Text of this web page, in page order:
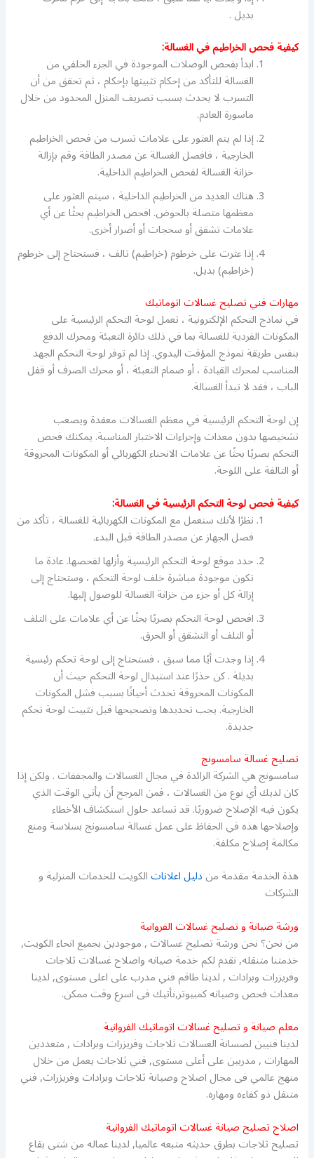
بديل .
كيفية فحص الخراطيم في الغسالة:
ابدأ بفحص الوصلات الموجودة في الجزء الخلفي من
الغسالة للتأكد من إحكام تثبيتها بإحكام ، ثم تحقق من أن
التسرب لا يحدث بسبب تصريف المنزل المحدود من خلال
ماسورة العادم.
إذا لم يتم العثور على علامات تسرب من فحص الخراطيم
الخارجية ، فافصل الغسالة عن مصدر الطاقة وقم بإزالة
خزانة الغسالة لفحص الخراطيم الداخلية.
هناك العديد من الخراطيم الداخلية ، سيتم العثور على
معظمها متصلة بالحوض. افحص الخراطيم بحثًا عن أي
علامات تشقق أو سحجات أو أضرار أخرى.
إذا عثرت على خرطوم (خراطيم) تالف ، فستحتاج إلى خرطوم
(خراطيم) بديل.
مهارات فني تصليح غسالات اتوماتيك
في نماذج التحكم الإلكترونية ، تعمل لوحة التحكم الرئيسية على
المكونات الفردية للغسالة بما في ذلك دائرة التعبئة ومحرك الدفع
بنفس طريقة نموذج المؤقت اليدوي. إذا لم توفر لوحة التحكم الجهد
المناسب لمحرك القيادة ، أو صمام التعبئة ، أو محرك الصرف أو قفل
الباب ، فقد لا تبدأ الغسالة.
إن لوحة التحكم الرئيسية في معظم الغسالات معقدة ويصعب
تشخيصها بدون معدات وإجراءات الاختبار المناسبة. يمكنك فحص
التحكم بصريًا بحثًا عن علامات الانحناء الكهربائي أو المكونات المحروقة
أو التالفة على اللوحة.
كيفية فحص لوحة التحكم الرئيسية في الغسالة:
نظرًا لأنك ستعمل مع المكونات الكهربائية للغسالة ، تأكد من
فصل الجهاز عن مصدر الطاقة قبل البدء.
حدد موقع لوحة التحكم الرئيسية وأزلها لفحصها. عادة ما
تكون موجودة مباشرة خلف لوحة التحكم ، وستحتاج إلى
إزالة كل أو جزء من خزانة الغسالة للوصول إليها.
افحص لوحة التحكم بصريًا بحثًا عن أي علامات على التلف
أو التلف أو التشقق أو الحرق.
إذا وجدت أيًا مما سبق ، فستحتاج إلى لوحة تحكم رئيسية
بديلة . كن حذرًا عند استبدال لوحة التحكم حيث أن
المكونات المحروقة تحدث أحيانًا بسبب فشل المكونات
الخارجية. يجب تحديدها وتصحيحها قبل تثبيت لوحة تحكم
جديدة.
تصليح غسالة سامسونج
سامسونج هي الشركة الرائدة في مجال الغسالات والمجففات . ولكن إذا
كان لديك أي نوع من الغسالات ، فمن المرجح أن يأتي الوقت الذي
يكون فيه الإصلاح ضروريًا. قد تساعد حلول استكشاف الأخطاء
وإصلاحها هذه في الحفاظ على عمل غسالة سامسونج بسلاسة ومنع
مكالمة إصلاح مكلفة.
هذة الخدمة مقدمة مندليل اعلاناتالكويت للخدمات المنزلية و
الشركات
ورشة صيانة و تصليح غسالات الفروانية
من نحن؟ نحن ورشة تصليح غسالات , موجودين بجميع انحاء الكويت,
خدمتنا متنقله, نقدم لكم خدمة صيانه واصلاح غسالات ثلاجات
وفريزرات وبرادات , لدينا طاقم فني مدرب على اعلى مستوى, لدينا
معدات فحص وصيانه كمبيوتر,نأتيك فى اسرع وقت ممكن.
معلم صيانة و تصليح غسالات اتوماتيك الفروانية
لدينا فنيين لصسانة الغسالات ثلاجات وفريزرات وبرادات , متعددين
المهارات , مدربين على أعلى مستوى, فني ثلاجات يعمل من خلال
منهج عالمي فى مجال اصلاح وصيانة ثلاجات وبرادات وفريزرات, فني
متنقل ذو كفاءه ومهاره.
اصلاح تصليح صيانة غسالات اتوماتيك الفروانية
تصليح ثلاجات بطرق حديثه متبعه عالميا, لدينا عماله من شتى بقاع